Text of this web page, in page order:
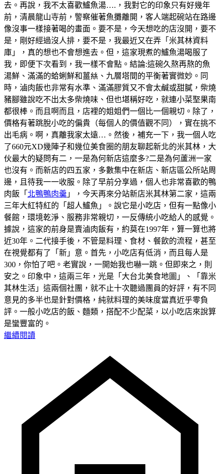
去。再說，我不太喜歡鱸魚湯….，我對它的印象只有好幾年
前，清晨龍山寺前，警察催著魚攤離開，客人端起碗站在路邊
像沒事一樣接著喝的畫面。要不是，今天想吃的店沒開，要不
是，剛好經過沒人排，要不是，我最近又在弄「米其林資料
庫」，真的想也不會想進去。但，這家現煮的鱸魚湯喝服了
我，即便下次看到，我一樣不會點。結論:這碗久熬再熬的魚
湯鮮、滿滿的蛤蜊鮮和薑𢇃、九層塔間的平衡著實微妙。同
時，滷肉飯也非常有水準、滿滿膠質又不會太鹹或甜膩，柴燒
豬腳雖說吃不出太多柴燒味、但也堪稱好吃，就連小菜埾果南
都很棒。而且啊而且，店裡的姐姐們一個比一個親切。除了，
價格有著跳脫小吃的偏貴（每個人的價值觀不同），實在挑不
出毛病。啊，真離我家太遠…。然後，補充一下，我一個人吃
了660元XD幾陣子和幾位美食圈的朋友聊起新北的米其林，大
伙最大的疑問有二，一是為何新店這麼多?二是為何蘆洲一家
也沒有。而新店的四五家，多數集中在新店、新店區公所站周
邊，且待我一一收服。除了早前分享過，個人也非常喜歡的鴨
肉飯「 北鴨鴨肉羹 」，今天再來分站新店米其林第二家，這兩
三年大紅特紅的「超人鱸魚」。說它是小吃店，但有一點像小
餐館，環境乾淨、服務非常親切，一反傳統小吃給人的感覺。
據說，這家的前身是賣滷肉飯有，約莫在1997年，算一算也將
近30年。二代接手後，不管是料理、食材、餐飲的流程，甚至
在視覺都有了「新」意。首先，小吃店有低消，而且每人是
300，你怕了吧。老實說，一開始我也嚇一跳。但即來之，則
安之。印象中，這兩三年，光是「大台北美食地圖」、「靠米
其林生活」這兩個社團，就不止十次聽過團員的好評，有不同
意見的多半也是針對價格，純就料理的美味度當真近乎零負
評。一般小吃店的飯、麵類，搭配不少配菜，以小吃店來說算
是蠻豐富的。
繼續閱讀